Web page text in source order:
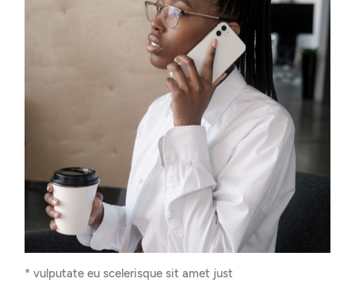
* vulputate eu scelerisque sit amet just